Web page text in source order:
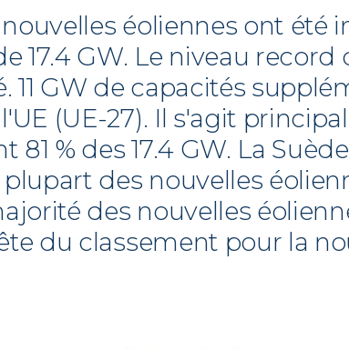
nouvelles éoliennes ont été
17.4 GW. Le niveau record
11 GW de capacités
(UE-27). Il s'agit
81 % des 17.4 GW. La
des nouvelles
des nouvelles
du classement pour la